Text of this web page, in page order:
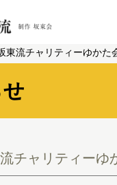
東流チャリティーゆかた
チャリティーゆ